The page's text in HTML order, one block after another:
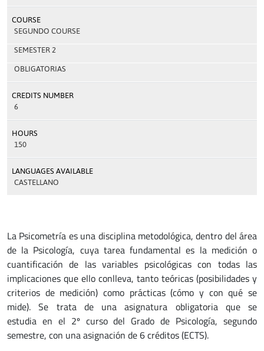
COURSE
SEGUNDO COURSE
SEMESTER 2
OBLIGATORIAS
CREDITS NUMBER
6
HOURS
150
LANGUAGES AVAILABLE
CASTELLANO
La Psicometría es una disciplina metodológica, dentro del área
de la Psicología, cuya tarea fundamental es la medición o
cuantificación de las variables psicológicas con todas las
implicaciones que ello conlleva, tanto teóricas (posibilidades y
criterios de medición) como prácticas (cómo y con qué se
mide). Se trata de una asignatura obligatoria que se
estudia en el 2º curso del Grado de Psicología, segundo
semestre, con una asignación de 6 créditos (ECTS).